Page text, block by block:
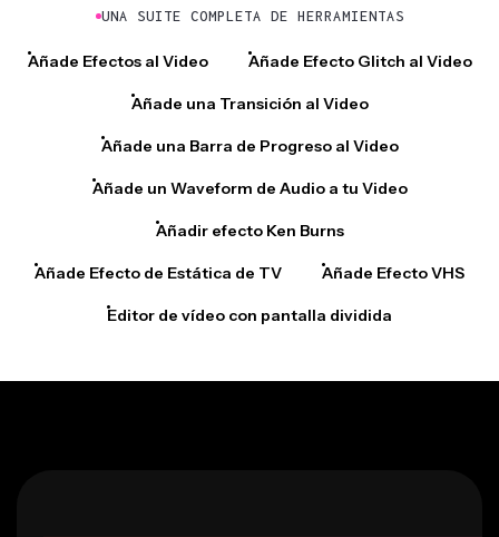
UNA SUITE COMPLETA DE HERRAMIENTAS
Añade Efectos al Video Añade Efecto Glitch al Video
Añade una Transición al Video
Añade una Barra de Progreso al Video
Añade un Waveform de Audio a tu Video
Añadir efecto Ken Burns
Añade Efecto de Estática de TV Añade Efecto VHS
Editor de vídeo con pantalla dividida